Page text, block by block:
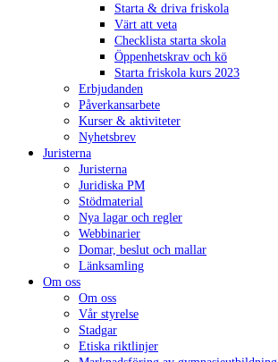
Starta & driva friskola
Värt att veta
Checklista starta skola
Öppenhetskrav och kö
Starta friskola kurs 2023
Erbjudanden
Påverkansarbete
Kurser & aktiviteter
Nyhetsbrev
Juristerna
Juristerna
Juridiska PM
Stödmaterial
Nya lagar och regler
Webbinarier
Domar, beslut och mallar
Länksamling
Om oss
Om oss
Vår styrelse
Stadgar
Etiska riktlinjer